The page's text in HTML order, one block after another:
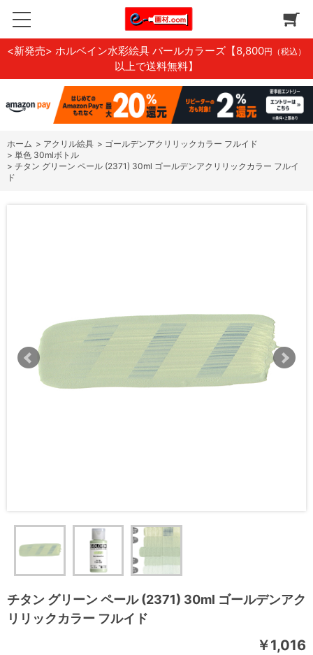
<新発売> ホルベイン水彩絵具 パールカラーズ 【8,800円（税込）
以上で送料無料】
ホーム > アクリル絵具 > ゴールデンアクリリックカラー フルイド
> 単色 30mlボトル
> チタン グリーン ペール (2371) 30ml ゴールデンアクリリックカラー フルイ
ド
チタン グリーン ペール (2371) 30ml ゴールデンアク
リリックカラー フルイド
￥1,016